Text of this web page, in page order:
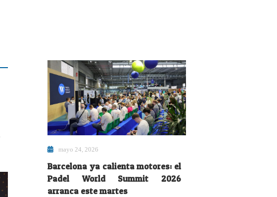
mayo 24, 2026
Barcelona ya calienta motores: el
Padel World Summit 2026
arranca este martes